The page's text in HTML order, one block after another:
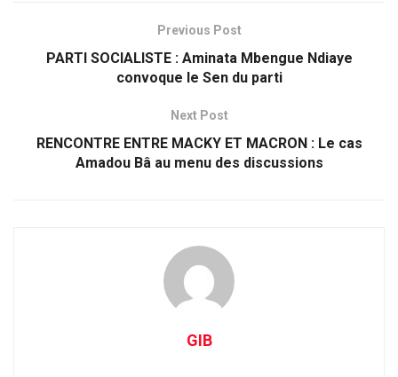
Previous Post
PARTI SOCIALISTE : Aminata Mbengue Ndiaye
convoque le Sen du parti
Next Post
RENCONTRE ENTRE MACKY ET MACRON : Le cas
Amadou Bâ au menu des discussions
GIB